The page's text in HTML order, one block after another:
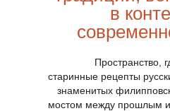
в
Пространство,
старинные рецепты
знаменитых
мостом между прошлым и